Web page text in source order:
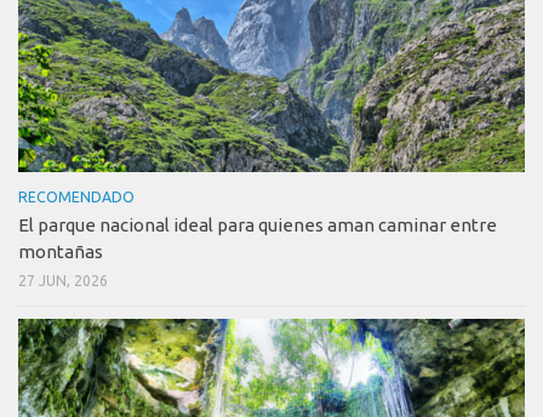
RECOMENDADO
El parque nacional ideal para quienes aman caminar entre
montañas
27 JUN, 2026